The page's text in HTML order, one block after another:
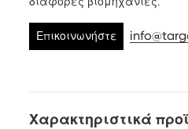
Επικοινωνήστε
Χαρακτηριστικά